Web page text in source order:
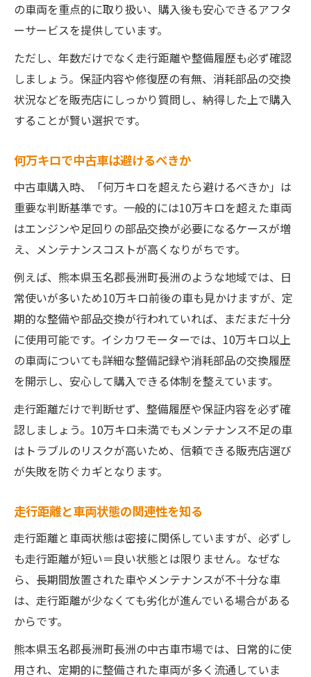
の車両を重点的に取り扱い、購入後も安心できるアフタ
ーサービスを提供しています。
ただし、年数だけでなく走行距離や整備履歴も必ず確認
しましょう。保証内容や修復歴の有無、消耗部品の交換
状況などを販売店にしっかり質問し、納得した上で購入
することが賢い選択です。
何万キロで中古車は避けるべきか
中古車購入時、「何万キロを超えたら避けるべきか」は
重要な判断基準です。一般的には10万キロを超えた車両
はエンジンや足回りの部品交換が必要になるケースが増
え、メンテナンスコストが高くなりがちです。
例えば、熊本県玉名郡長洲町長洲のような地域では、日
常使いが多いため10万キロ前後の車も見かけますが、定
期的な整備や部品交換が行われていれば、まだまだ十分
に使用可能です。イシカワモーターでは、10万キロ以上
の車両についても詳細な整備記録や消耗部品の交換履歴
を開示し、安心して購入できる体制を整えています。
走行距離だけで判断せず、整備履歴や保証内容を必ず確
認しましょう。10万キロ未満でもメンテナンス不足の車
はトラブルのリスクが高いため、信頼できる販売店選び
が失敗を防ぐカギとなります。
走行距離と車両状態の関連性を知る
走行距離と車両状態は密接に関係していますが、必ずし
も走行距離が短い＝良い状態とは限りません。なぜな
ら、長期間放置された車やメンテナンスが不十分な車
は、走行距離が少なくても劣化が進んでいる場合がある
からです。
熊本県玉名郡長洲町長洲の中古車市場では、日常的に使
用され、定期的に整備された車両が多く流通していま